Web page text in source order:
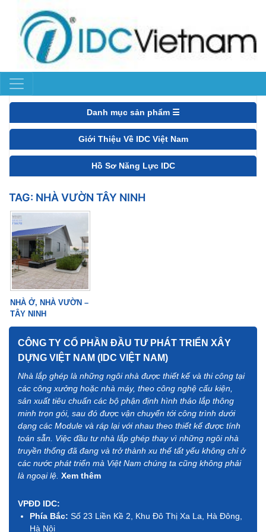
Danh mục sản phẩm ☰
Giới Thiệu Về IDC Việt Nam
Hồ Sơ Năng Lực IDC
TAG: NHÀ VƯỜN TÂY NINH
NHÀ Ở, NHÀ VƯỜN –
TÂY NINH
CÔNG TY CỔ PHẦN ĐẦU TƯ PHÁT TRIỂN XÂY
DỰNG VIỆT NAM (IDC VIỆT NAM)
Nhà lắp ghép là những ngôi nhà được thiết kế và thi công tại
các công xưởng hoặc nhà máy, theo công nghệ cấu kiện,
sản xuất tiêu chuẩn các bộ phận định hình tháo lắp thông
minh trọn gói, sau đó được vận chuyển tới công trình dưới
dạng các Module và ráp lại với nhau theo thiết kế được tính
toán sẵn. Việc đầu tư nhà lắp ghép thay vì những ngôi nhà
truyền thống đã đang và trở thành xu thế tất yếu không chỉ ở
các nước phát triển mà Việt Nam chúng ta cũng không phải
là ngoại lệ. Xem thêm
VPĐD IDC:
Phía Bắc: Số 23 Liền Kề 2, Khu Đô Thị Xa La, Hà Đông,
Hà Nội